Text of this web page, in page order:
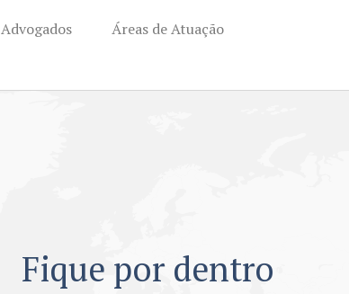
Advogados
Áreas de Atuação
Fique por dentro